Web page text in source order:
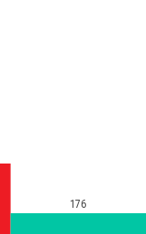
176